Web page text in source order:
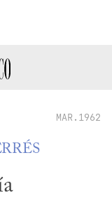
MAR.1962